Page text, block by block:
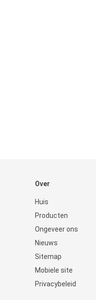
Over
Huis
Producten
Ongeveer ons
Nieuws
Sitemap
Mobiele site
Privacybeleid